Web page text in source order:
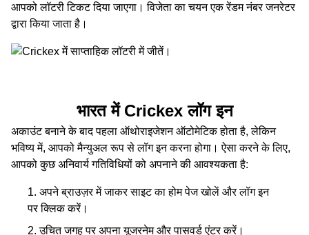
आपको लॉटरी टिकट दिया जाएगा। विजेता का चयन एक रेंडम नंबर जनरेटर
द्वारा किया जाता है।
भारत में Crickex लॉग इन
अकाउंट बनाने के बाद पहला ऑथोराइजेशन ऑटोमेटिक होता है, लेकिन
भविष्य में, आपको मैन्युअल रूप से लॉग इन करना होगा। ऐसा करने के लिए,
आपको कुछ अनिवार्य गतिविधियों को अपनाने की आवश्यकता है:
अपने ब्राउज़र में जाकर साइट का होम पेज खोलें और लॉग इन
पर क्लिक करें।
उचित जगह पर अपना यूजरनेम और पासवर्ड एंटर करें।